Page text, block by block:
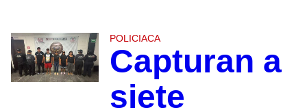
POLICIACA
Capturan a
siete